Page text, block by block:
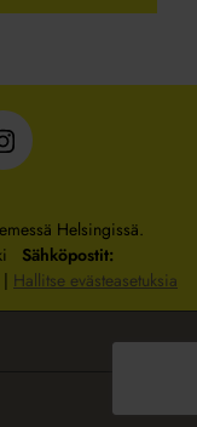
Isännöintiliitto
Helsingissä.
Sähköpostit:
| Hallitse evästeasetuksia